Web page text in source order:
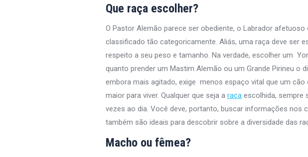
Que raça escolher?
O Pastor Alemão parece ser obediente, o Labrador
classificado tão categoricamente. Aliás, uma raça deve ser
respeito a seu peso e tamanho. Na verdade, escolher um
quanto prender um Mastim Alemão ou um Grande Pirineu o
embora mais agitado, exige menos espaço vital que um
maior para viver. Qualquer que seja a raça escolhida, sempre
vezes ao dia. Você deve, portanto, buscar informações nos
também são ideais para descobrir sobre a diversidade das
Macho ou fêmea?